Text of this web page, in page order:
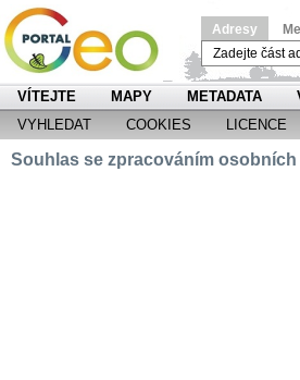
Adresy
VÍTEJTE MAPY METADATA
VYHLEDAT
COOKIES LICENCE
Souhlas se zpracováním osobních